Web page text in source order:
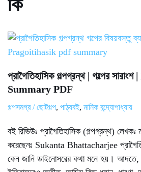
প্রাগৈতিহাসিক গল্পগ্রন্থ | গল্পের
Summary PDF
গল্পসমগ্র / ছোটগল্প, পাঠ্যবই, মানিক বন্দ্যোপাধ্যায়
বই রিভিউঃ প্রাগৈতিহাসিক (গল্পগ্রন্থ) লেখকঃ
করেছেনঃ Sukanta Bhattacharjee
কেন জানি ডাইনোসরের কথা মনে হয়। আদতে,